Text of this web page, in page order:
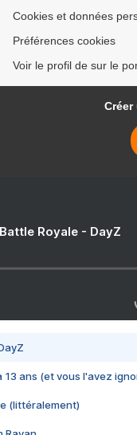
Cookies et données
Préférences cookies
Voir le profil de sur le
Royale - DayZ
13 ans (et vous l'avez
(littéralement)